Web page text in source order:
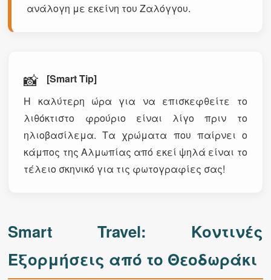
ανάλογη με εκείνη του Ζαλόγγου.
📸
[Smart Tip]
Η καλύτερη ώρα για να επισκεφθείτε το
λιθόκτιστο φρούριο είναι λίγο πριν το
ηλιοβασίλεμα. Τα χρώματα που παίρνει ο
κάμπος της Αλμωπίας από εκεί ψηλά είναι το
τέλειο σκηνικό για τις φωτογραφίες σας!
Smart Travel: Κοντινές
Εξορμήσεις από το Θεοδωράκι